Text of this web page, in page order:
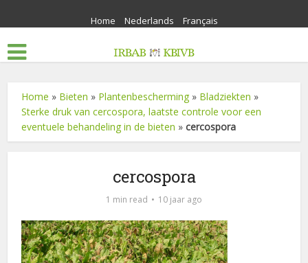
Home Nederlands Français
Home » Bieten » Plantenbescherming » Bladziekten »
Sterke druk van cercospora, laatste controle voor een
eventuele behandeling in de bieten »cercospora
cercospora
1 min read 10 jaar ago